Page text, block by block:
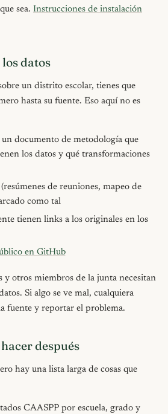
sea. Instrucciones de instalación
datos
un distrito escolar, tienes que
hasta su fuente. Eso aquí no es
documento de metodología que
los datos y qué transformaciones
de reuniones, mapeo de
como tal
tienen links a los originales en los
en GitHub
y otros miembros de la junta necesitan
Si algo se ve mal, cualquiera
fuente y reportar el problema.
después
hay una lista larga de cosas que
CAASPP por escuela, grado y